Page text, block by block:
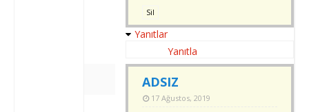
Sil
Yanıtlar
Yanıtla
ADSIZ
17 Ağustos, 2019